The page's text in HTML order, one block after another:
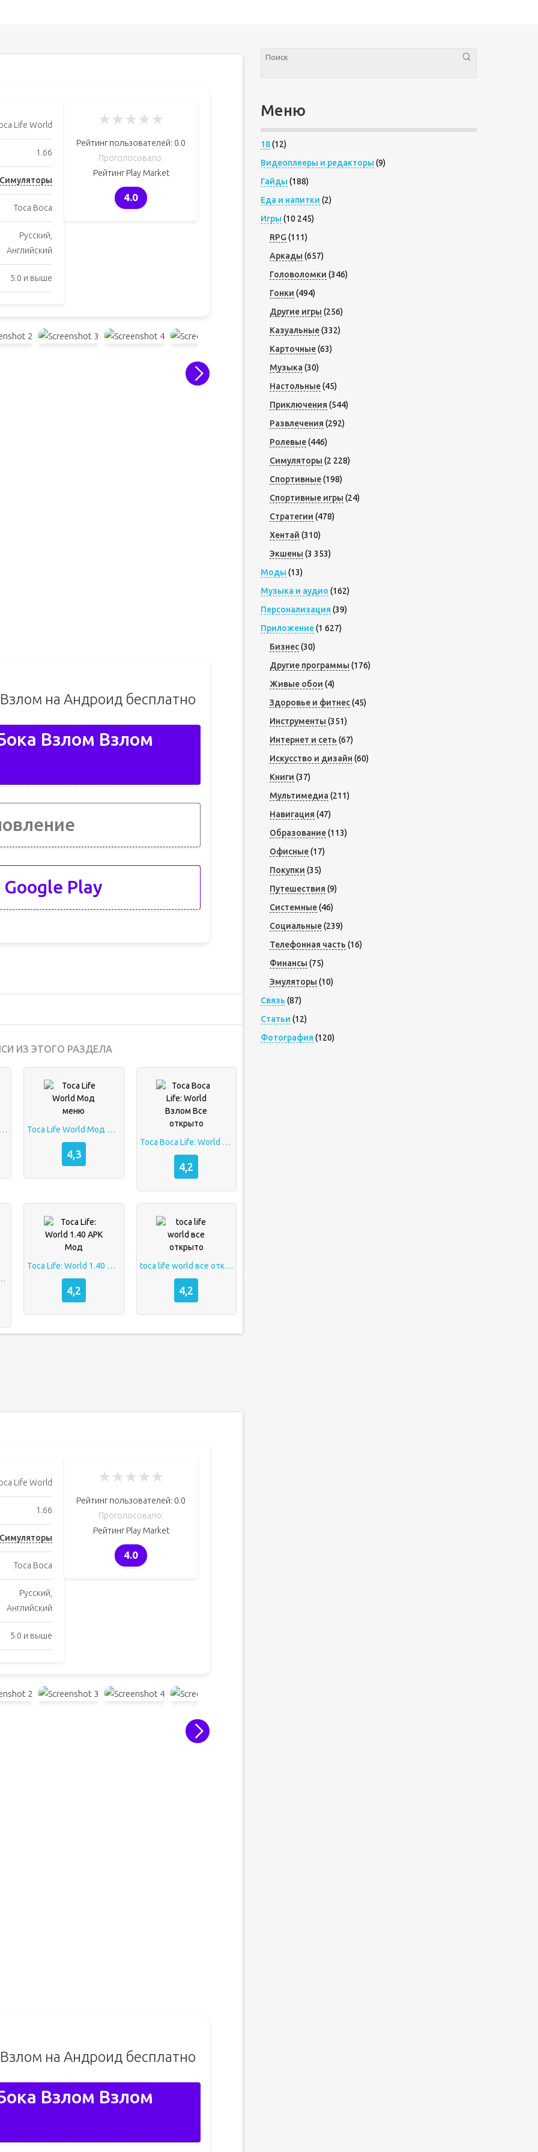
Life World
1.66
Симуляторы
Toca Boca
Русский,
Английский
5.0 и выше
★★★★★
Рейтинг пользователей: 0.0
Проголосовало:
Рейтинг Play Market
4.0
на Андроид бесплатно
Взлом Взлом
Play
ИЗ ЭТОГО РАЗДЕЛА
mod_1.66.apk Toca Life World Мод меню
4,3
Toca Boca Life: World Взлом Все открыто
4,2
с Хеллоу Китти
Toca Life: World 1.40 APK Мод
4,2
toca life world все открыто
4,2
Меню
18(12)
Видеоплееры и редакторы (9)
Гайды (188)
Еда и напитки (2)
Игры (10 245)
RPG (111)
Аркады (657)
Головоломки (346)
Гонки (494)
Другие игры (256)
Казуальные(332)
Карточные(63)
Музыка (30)
Настольные(45)
Приключения (544)
Развлечения (292)
Ролевые(446)
Симуляторы (2 228)
Спортивные(198)
Спортивные игры (24)
Стратегии (478)
Хентай (310)
Экшены (3 353)
Моды (13)
Музыка и аудио (162)
Персонализация (39)
Приложение(1 627)
Бизнес(30)
Другие программы (176)
Живые обои (4)
Здоровье и фитнес(45)
Инструменты (351)
Интернет и сеть (67)
Искусство и дизайн (60)
Книги (37)
Мультимедиа (211)
Навигация (47)
Образование(113)
Офисные(17)
Покупки (35)
Путешествия (9)
Системные(46)
Социальные(239)
Телефонная часть (16)
Финансы (75)
Эмуляторы (10)
Связь (87)
Статьи (12)
Фотография (120)
Life World
1.66
Симуляторы
Toca Boca
Русский,
Английский
5.0 и выше
★★★★★
Рейтинг пользователей: 0.0
Проголосовало:
Рейтинг Play Market
4.0
на Андроид бесплатно
Взлом Взлом